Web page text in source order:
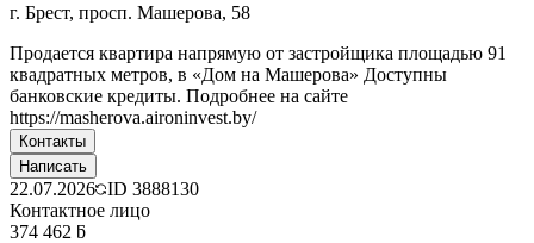
г. Брест, просп. Машерова, 58
Продается квартира напрямую от застройщика площадью 91
квадратных метров, в «Дом на Машерова» Доступны
банковские кредиты. Подробнее на сайте
https://masherova.aironinvest.by/
Контакты
Написать
22.07.2026 ID 3888130
Контактное лицо
374 462 ƃ